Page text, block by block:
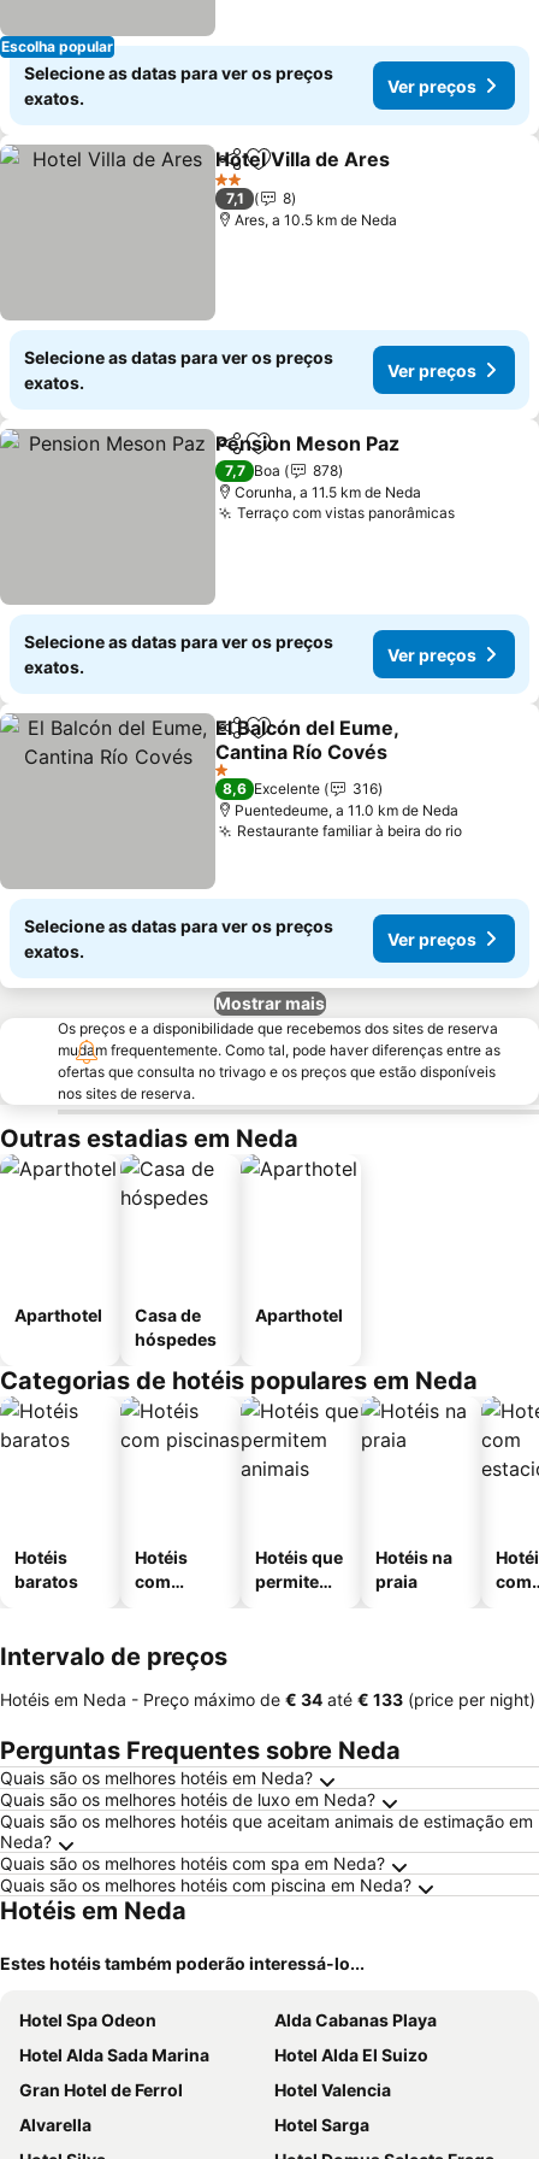
Escolha popular
Selecione as datas para ver os preços
exatos.
Ver preços
PartilharAdicionar aos favoritos
Hotel Villa de Ares
2 Estrelas
7,1
8
Ares, a 10.5 km de Neda
Selecione as datas para ver os preços
exatos.
Ver preços
PartilharAdicionar aos favoritos
Pension Meson Paz
7,7 Boa
878
Corunha, a 11.5 km de Neda
Terraço com vistas panorâmicasVer
Selecione as datas para ver os preços
exatos.
Ver preços
PartilharAdicionar aos favoritos
El Balcón del Eume,
Cantina Río Covés
Ver preços
1 Estrelas
8,6 Excelente
316
Puentedeume, a 11.0 km de Neda
Restaurante familiar à beira do rioVer
Selecione as datas para ver os preços
exatos.
Ver preços
Mostrar mais
Os preços e a disponibilidade que recebemos dos sites de reserva
mudam frequentemente. Como tal, pode haver diferenças entre as
ofertas que consulta no trivago e os preços que estão disponíveis
nos sites de reserva.
Outras estadias em Neda
Aparthotel
Casa de
hóspedes
Aparthotel
Categorias de hotéis populares em Neda
Hotéis
baratos
Hotéis
com
Hotéis que
permitem
Hotéis na
praia
com
Intervalo de preços
Hotéis em Neda - Preço máximo de ‎€ 34 até ‎€ 133 (price per night)
Perguntas Frequentes sobre Neda
Quais são os melhores hotéis em Neda?
Quais são os melhores hotéis de luxo em Neda?
Quais são os melhores hotéis que aceitam animais de estimação em
Neda?
Quais são os melhores hotéis com spa em Neda?
Quais são os melhores hotéis com piscina em Neda?
Hotéis em Neda
Estes hotéis também poderão interessá-lo...
Hotel Spa Odeon
Alda Cabanas Playa
Hotel Alda Sada Marina
Hotel Alda El Suizo
Gran Hotel de Ferrol
Hotel Valencia
Alvarella
Hotel Sarga